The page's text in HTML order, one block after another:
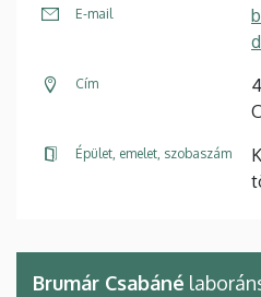
E-mail
Cím
Épület, emelet, szobaszám
Brumár Csabáné